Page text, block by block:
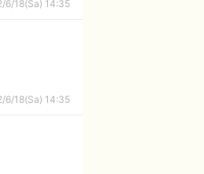
6/18(Sa) 14:35
6/18(Sa) 14:35